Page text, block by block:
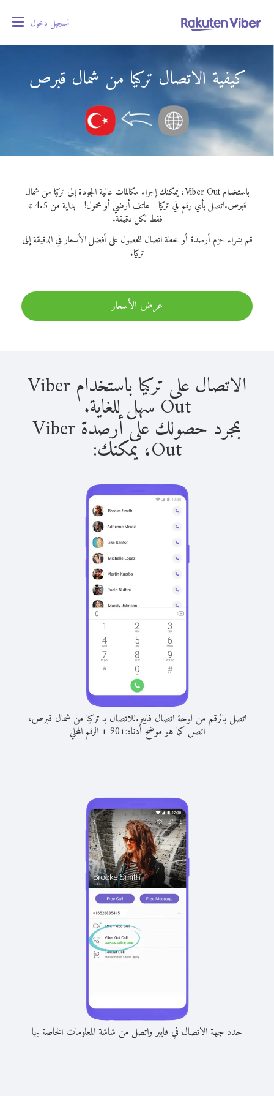
تسجيل دخول
كيفية الاتصال تركيا من شمال قبرص
باستخدام Viber Out، يمكنك إجراء مكالمات عالية الجودة إلى تركيا من شمال
قبرص.
اتصل بأي رقم في تركيا - هاتف أرضي أو محمول! - بداية من 4.5 ¢
فقط لكل دقيقة.
قم بشراء حزم أرصدة أو خطة اتصال للحصول على أفضل الأسعار في الدقيقة إلى
تركيا.
عرض الأسعار
الاتصال على تركيا باستخدام Viber
Out سهل للغاية.
بمجرد حصولك على أرصدة Viber
Out، يمكنك:
اتصل بالرقم من لوحة اتصال فايبر.للاتصال بـ تركيا من شمال قبرص،
اتصل كما هو موضح أدناه:+
90
+الرقم المحلي
حدد جهة الاتصال في فايبر واتصل من شاشة المعلومات الخاصة بها